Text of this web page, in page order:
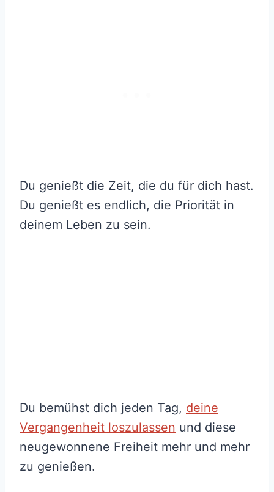
Du genießt die Zeit, die du für dich hast.
Du genießt es endlich, die Priorität in
deinem Leben zu sein.
Du bemühst dich jeden Tag, deine
Vergangenheit loszulassen und diese
neugewonnene Freiheit mehr und mehr
zu genießen.